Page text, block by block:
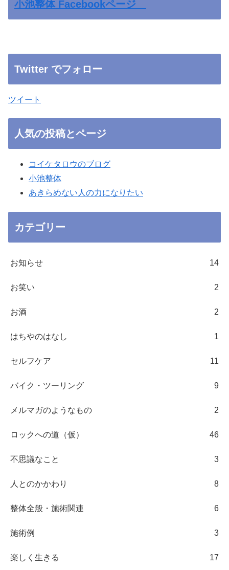
小池整体 Facebookページ
Twitter でフォロー
ツイート
人気の投稿とページ
コイケタロウのブログ
小池整体
あきらめない人の力になりたい
カテゴリー
お知らせ 14
お笑い 2
お酒 2
はちやのはなし 1
セルフケア 11
バイク・ツーリング 9
メルマガのようなもの 2
ロックへの道（仮） 46
不思議なこと 3
人とのかかわり 8
整体全般・施術関連 6
施術例 3
楽しく生きる 17